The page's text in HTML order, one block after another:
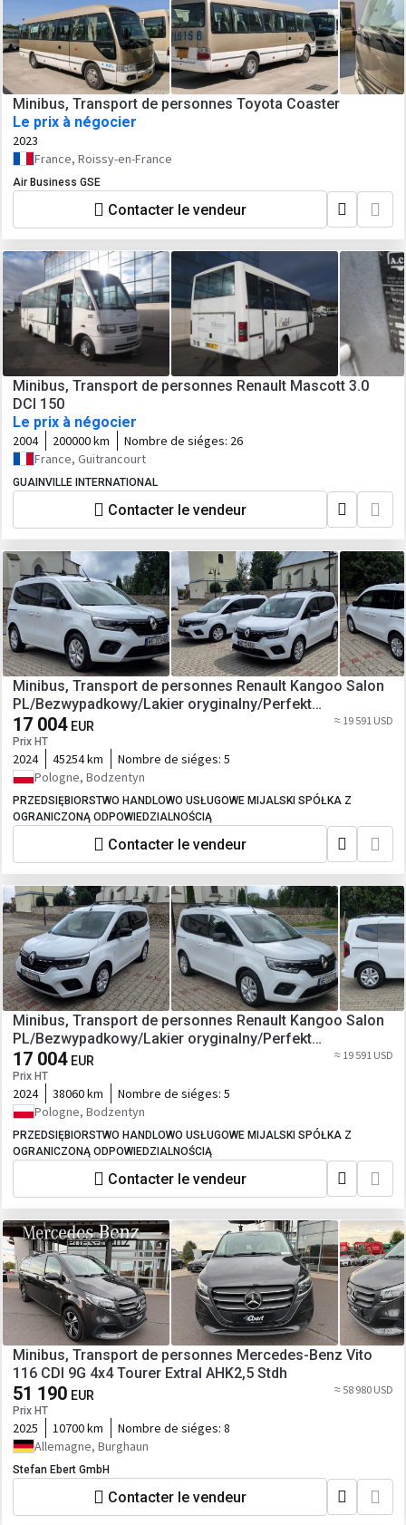
Minibus, Transport de personnes Toyota Coaster
Le prix à négocier
2023
France, Roissy-en-France
Air Business GSE
Contacter le vendeur
Minibus, Transport de personnes Renault Mascott 3.0
DCI 150
Le prix à négocier
2004 200000 km Nombre de siéges: 26
France, Guitrancourt
GUAINVILLE INTERNATIONAL
Contacter le vendeur
Minibus, Transport de personnes Renault Kangoo Salon
PL/Bezwypadkowy/Lakier oryginalny/Perfekt
stan/Gwarancja
17 004 EUR
Prix HT
≈ 19 591 USD
2024 45254 km Nombre de siéges: 5
Pologne, Bodzentyn
PRZEDSIĘBIORSTWO HANDLOWO USŁUGOWE MIJALSKI SPÓŁKA Z
OGRANICZONĄ ODPOWIEDZIALNOŚCIĄ
Contacter le vendeur
Minibus, Transport de personnes Renault Kangoo Salon
PL/Bezwypadkowy/Lakier oryginalny/Perfekt
stan/Gwarancja
17 004 EUR
Prix HT
≈ 19 591 USD
2024 38060 km Nombre de siéges: 5
Pologne, Bodzentyn
PRZEDSIĘBIORSTWO HANDLOWO USŁUGOWE MIJALSKI SPÓŁKA Z
OGRANICZONĄ ODPOWIEDZIALNOŚCIĄ
Contacter le vendeur
Minibus, Transport de personnes Mercedes-Benz Vito
116 CDI 9G 4x4 Tourer Extral AHK2,5 Stdh
51 190 EUR
Prix HT
≈ 58 980 USD
2025 10700 km Nombre de siéges: 8
Allemagne, Burghaun
Stefan Ebert GmbH
Contacter le vendeur